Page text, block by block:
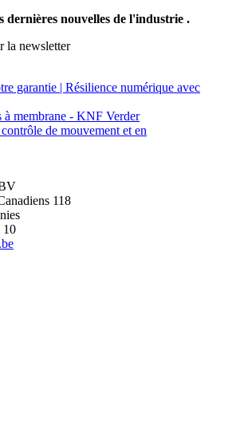
dernières nouvelles de l'industrie .
la newsletter
118
10